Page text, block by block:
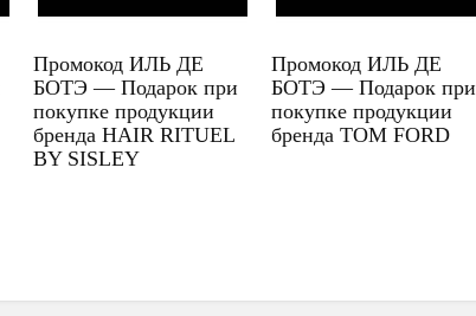
Промокод ИЛЬ ДЕ
БОТЭ — Подарок при
покупке продукции
бренда HAIR RITUEL
BY SISLEY
Промокод ИЛЬ ДЕ
БОТЭ — Подарок при
покупке продукции
бренда TOM FORD